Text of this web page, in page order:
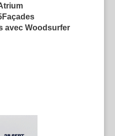
avec Woodsurfer